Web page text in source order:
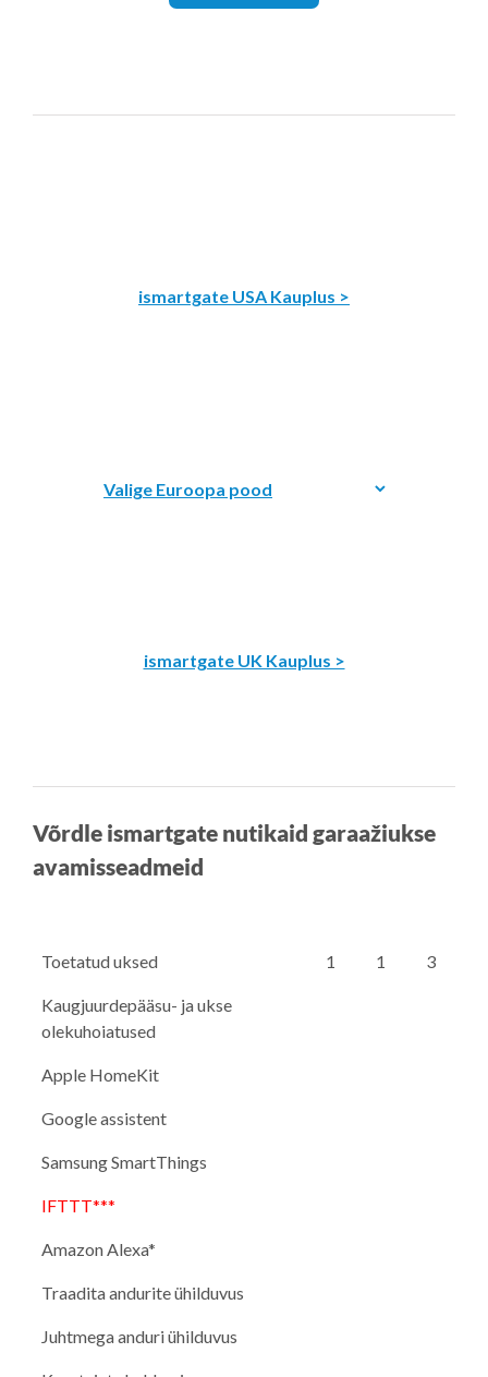
ismartgate USA Kauplus >
ismartgate UK Kauplus >
Võrdle ismartgate nutikaid garaažiukse
avamisseadmeid
Toetatud uksed 1 1 3
Kaugjuurdepääsu- ja ukse
olekuhoiatused
Apple HomeKit
Google assistent
Samsung SmartThings
IFTTT***
Amazon Alexa*
Traadita andurite ühilduvus
Juhtmega anduri ühilduvus